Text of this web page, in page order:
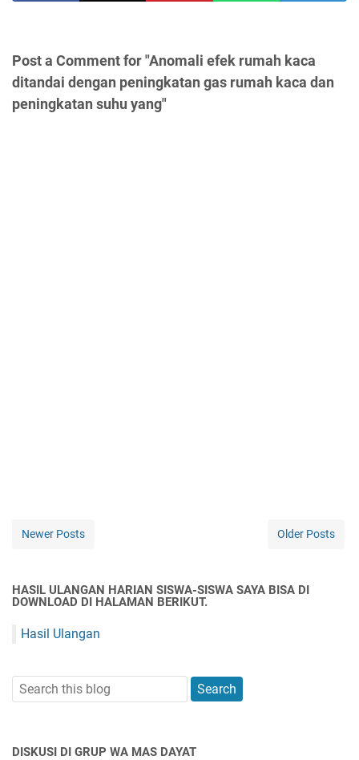
Post a Comment for "Anomali efek rumah kaca
ditandai dengan peningkatan gas rumah kaca dan
peningkatan suhu yang"
Newer Posts Older Posts
HASIL ULANGAN HARIAN SISWA-SISWA SAYA BISA DI
DOWNLOAD DI HALAMAN BERIKUT.
Hasil Ulangan
DISKUSI DI GRUP WA MAS DAYAT